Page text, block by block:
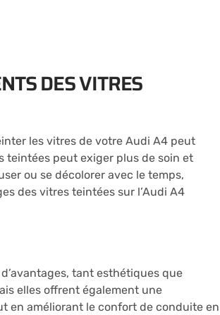
DES VITRES
les vitres de votre Audi A4 peut
teintées peut exiger plus de soin et
ou se décolorer avec le temps,
des vitres teintées sur l’Audi A4
tant esthétiques que
elles offrent également une
en améliorant le confort de conduite en